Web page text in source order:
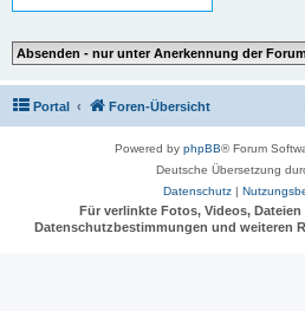
Portal Foren-Übersicht
Powered by phpBB® Forum
Deutsche Übersetzung
Datenschutz|
Für verlinkte Fotos, Videos,
Datenschutzbestimmungen und weiteren